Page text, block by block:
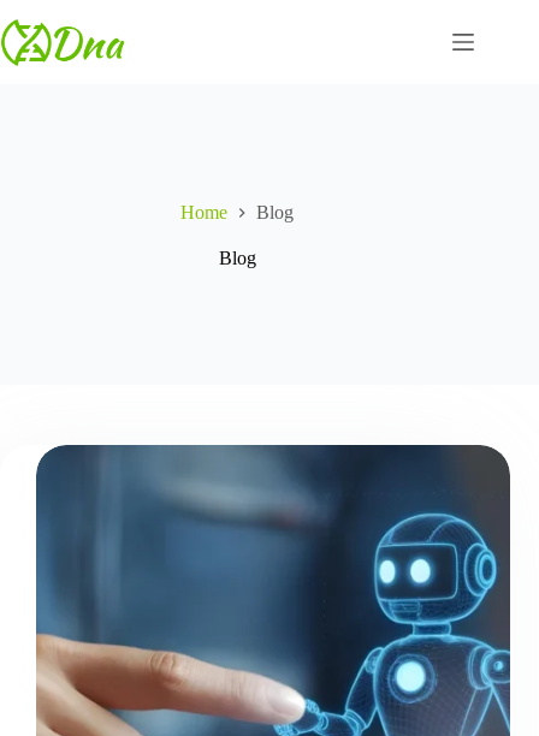
al
contenuto
Home Blog
Blog